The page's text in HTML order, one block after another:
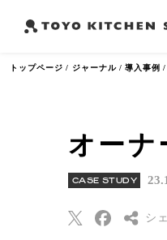
よく検索されるワ
オープンキッチン
トップページ ジャーナル 導入事例
オーナ
CASE STUDY
シ